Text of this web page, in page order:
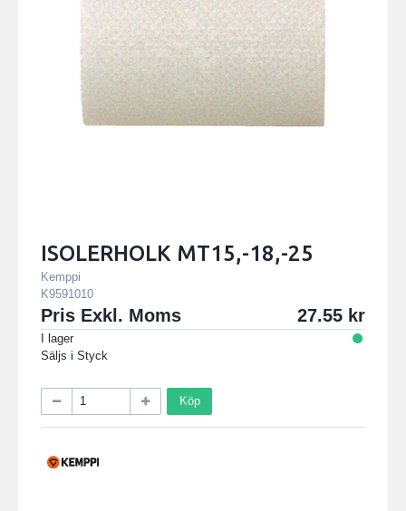
ISOLERHOLK MT15,-18,-25
Kemppi
K9591010
Pris Exkl. Moms 27.55
I lager
Säljs i Styck
Köp